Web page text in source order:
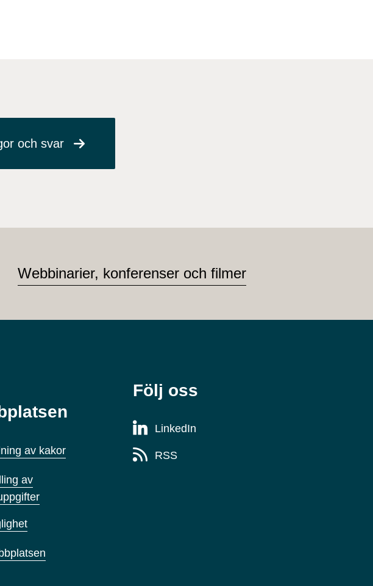
och svar
Webbinarier, konferenser och filmer
av kakor
av
Följ oss
LinkedIn
RSS